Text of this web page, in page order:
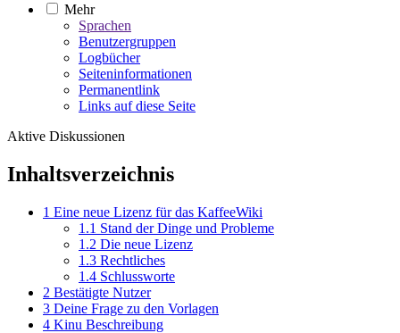
Mehr
Sprachen
Benutzergruppen
Logbücher
Seiteninformationen
Permanentlink
Links auf diese Seite
Aktive Diskussionen
Inhaltsverzeichnis
1 Eine neue Lizenz für das KaffeeWiki
1.1 Stand der Dinge und Probleme
1.2 Die neue Lizenz
1.3 Rechtliches
1.4 Schlussworte
2 Bestätigte Nutzer
3 Deine Frage zu den Vorlagen
4 Kinu Beschreibung